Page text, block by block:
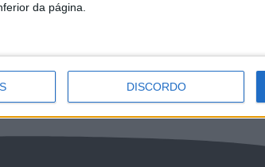
da página.
DISCORDO